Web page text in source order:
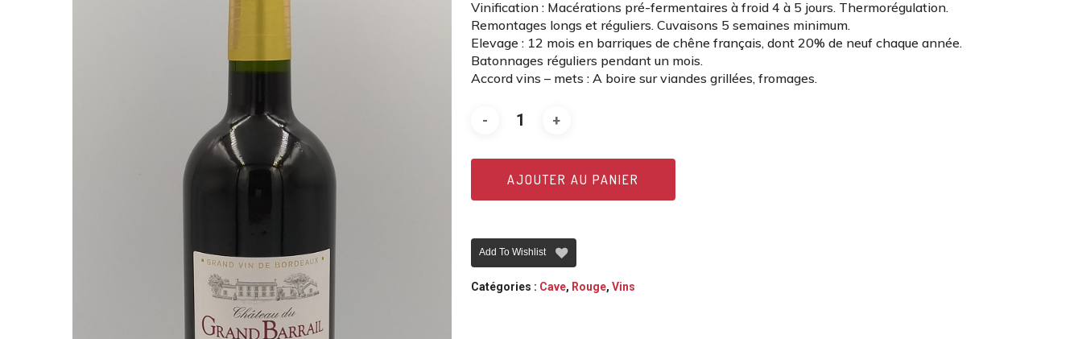
Vinification : Macérations pré-fermentaires à froid 4 à 5 jours. Thermorégulation.
Remontages longs et réguliers. Cuvaisons 5 semaines minimum.
Elevage : 12 mois en barriques de chêne français, dont 20% de neuf chaque année.
Batonnages réguliers pendant un mois.
Accord vins – mets : A boire sur viandes grillées, fromages.
AJOUTER AU PANIER
Add To Wishlist
Catégories : Cave, Rouge, Vins